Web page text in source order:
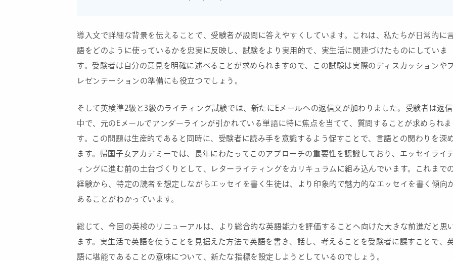
導入文で詳細な背景を伝えることで、受験者が設問に答えやすくしています。これは、私たちが日常的に
語をどのように使っているかを忠実に反映し、試験をより実用的で、実生活に関連づけたものにしていま
す。受験者は自分の意見を明確に述べることが求められますので、この試験は実際のディスカッションや
レゼンテーションの準備にも役立つでしょう。
そして英検準2級と3級のライティング試験では、新たにEメールへの返信文が加わりました。受験者は返信
中で、元のEメールでアンダーラインが引かれている単語に特に焦点を当てて、質問することが求められま
す。この問題は生産的であると同時に、受験者に読み手を意識するよう促すことで、言語との関わりを深
ます。帰国子女アカデミーでは、長年にわたってこのアプローチの重要性を認識しており、エッセイライ
ィングに進む前の土台づくりとして、レターライティングをカリキュラムに組み込んでいます。これまで
経験から、特定の読者を想定しながらエッセイを書く生徒は、より印象的で魅力的なエッセイを書く傾向
あることがわかっています。
総じて、今回の英検のリニューアルは、より総合的な英語能力を評価することへ向けた大きな前進だと思
ます。実生活で英語を使うことを見据えた方法で英語を書き、話し、考えることを受験者に課すことで、
語に堪能であることの意味について、新たな指標を設定しようとしているのでしょう。